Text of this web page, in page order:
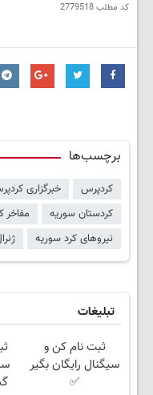
کد مطلب2779518
برچسب‌ها
کردپرس خبرگزاری
کردستان سوریه
مفاخر
نیروهای کرد سوریه
تبلیغات
ثبت نام کن و
سیگنال رایگان بگیر
✅